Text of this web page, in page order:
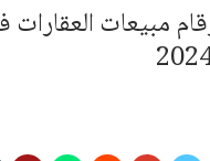
مبيعات العقارات